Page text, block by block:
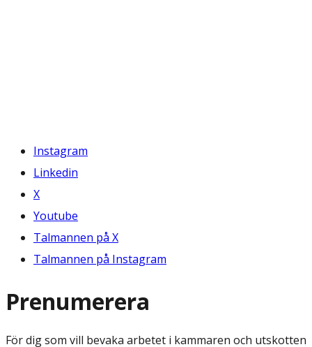
Instagram
Linkedin
X
Youtube
Talmannen på X
Talmannen på Instagram
Prenumerera
För dig som vill bevaka arbetet i kammaren och utskotten